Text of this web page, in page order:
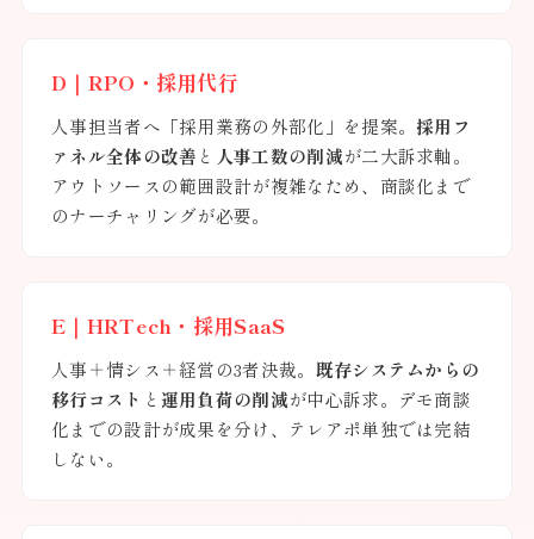
D｜RPO・採用代行
人事担当者へ「採用業務の外部化」を提案。採用フ
ァネル全体の改善 と 人事工数の削減が二大訴求軸。
アウトソースの範囲設計が複雑なため、商談化まで
のナーチャリングが必要。
E｜HRTech・採用SaaS
人事＋情シス＋経営の3者決裁。 既存システムからの
移行コスト と 運用負荷の削減が中心訴求。デモ商談
化までの設計が成果を分け、テレアポ単独では完結
しない。